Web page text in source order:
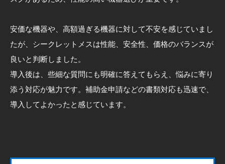
安価な機器や、高額過ぎる機器に対して不安を感じていまし
たが、シークレットメスは性能、安全性、価格のバランスが
良いと判断しました。
導入後は、些細な質問にも明確に答えてもらえ、悩みに寄り
添う対応が魅力です。補助金申請などの書類対応も迅速で、
導入してよかったと感じています。